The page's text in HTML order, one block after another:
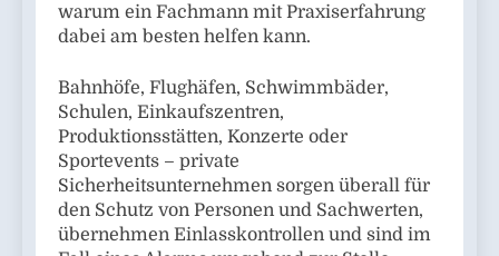
warum ein Fachmann mit Praxiserfahrung
dabei am besten helfen kann.
Bahnhöfe, Flughäfen, Schwimmbäder,
Schulen, Einkaufszentren,
Produktionsstätten, Konzerte oder
Sportevents – private
Sicherheitsunternehmen sorgen überall für
den Schutz von Personen und Sachwerten,
übernehmen Einlasskontrollen und sind im